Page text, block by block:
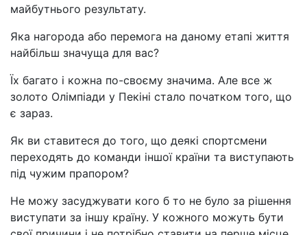
майбутнього результату.
Яка нагорода або перемога на даному етапі життя
найбільш значуща для вас?
Їх багато і кожна по-своєму значима. Але все ж
золото Олімпіади у Пекіні стало початком того, що
є зараз.
Як ви ставитеся до того, що деякі спортсмени
переходять до команди іншої країни та виступають
під чужим прапором?
Не можу засуджувати кого б то не було за рішення
виступати за іншу країну. У кожного можуть бути